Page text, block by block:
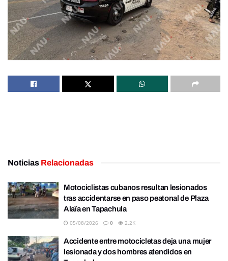
Noticias Relacionadas
Motociclistas cubanos resultan lesionados
tras accidentarse en paso peatonal de Plaza
Alaïa en Tapachula
05/08/2026 0 2.2K
Accidente entre motocicletas deja una mujer
lesionada y dos hombres atendidos en